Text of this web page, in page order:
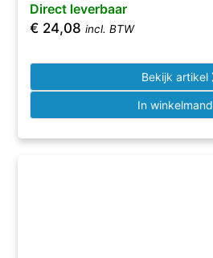
Direct leverbaar
€ 24,08 incl. BTW
Bekijk artikel
In winkelmand